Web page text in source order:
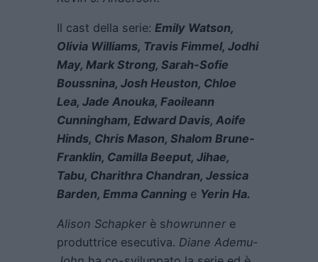
Il cast della serie: Emily Watson,
Olivia Williams, Travis Fimmel, Jodhi
May, Mark Strong, Sarah-Sofie
Boussnina, Josh Heuston, Chloe
Lea, Jade Anouka, Faoileann
Cunningham, Edward Davis, Aoife
Hinds, Chris Mason, Shalom Brune-
Franklin, Camilla Beeput, Jihae,
Tabu, Charithra Chandran, Jessica
Barden, Emma Canning e Yerin Ha.
Alison Schapkerè showrunnere
produttrice esecutiva. Diane Ademu-